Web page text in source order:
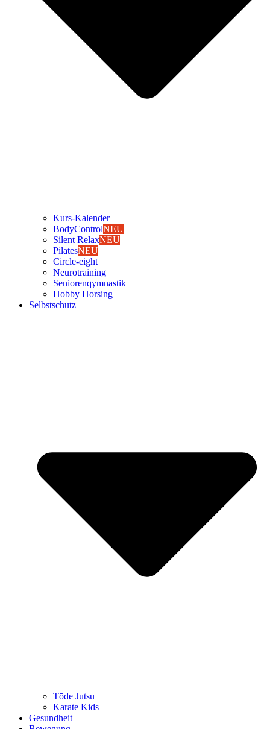
Kurs-Kalen­­der
Body­Con­trolNEU
Silent RelaxNEU
Pila­tesNEU
Cir­cle-eight
Neu­ro­trai­ning
Senio­ren­qym­nas­tik
Hob­by Hor­sing
Selbst­schutz
Tōde Jutsu
Kara­te Kids
Gesund­heit